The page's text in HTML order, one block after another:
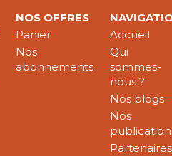
NOS OFFRES
Panier
Nos
abonnements
Accueil
Qui
sommes-
nous ?
Nos blogs
Nos
Partenaires